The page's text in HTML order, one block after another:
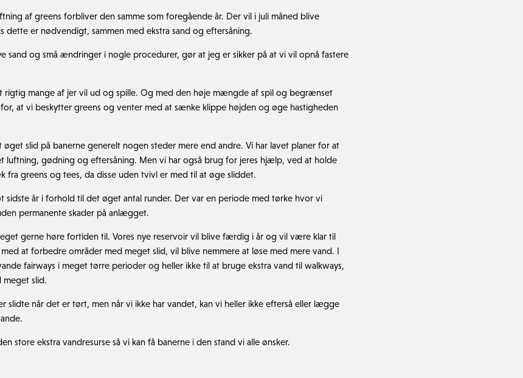
af greens forbliver den samme som foregående år. Der vil i juli måned blive
dette er nødvendigt, sammen med ekstra sand og eftersåning.
sand og små ændringer i nogle procedurer, gør at jeg er sikker på at vi vil opnå fastere
rigtig mange af jer vil ud og spille. Og med den høje mængde af spil og begrænset
at vi beskytter greens og venter med at sænke klippe højden og øge hastigheden
øget slid på banerne generelt nogen steder mere end andre. Vi har lavet planer for at
luftning, gødning og eftersåning. Men vi har også brug for jeres hjælp, ved at holde
greens og tees, da disse uden tvivl er med til at øge sliddet.
sidste år i forhold til det øget antal runder. Der var en periode med tørke hvor vi
permanente skader på anlægget.
gerne høre fortiden til. Vores nye reservoir vil blive færdig i år og vil være klar til
at forbedre områder med meget slid, vil blive nemmere at løse med mere vand. I
fairways i meget tørre perioder og heller ikke til at bruge ekstra vand til walkways,
meget slid.
slidte når det er tørt, men når vi ikke har vandet, kan vi heller ikke efterså eller lægge
store ekstra vandresurse så vi kan få banerne i den stand vi alle ønsker.